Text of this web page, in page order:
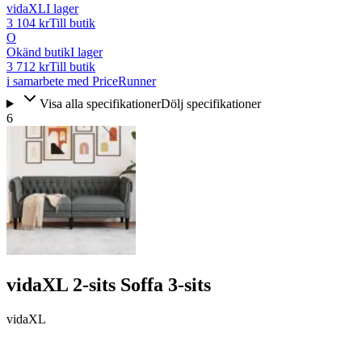
vidaXLI lager
3 104 krTill butik
O
Okänd butikI lager
3 712 krTill butik
i samarbete med PriceRunner
Visa alla specifikationerDölj specifikationer
6
vidaXL 2-sits Soffa 3-sits
vidaXL